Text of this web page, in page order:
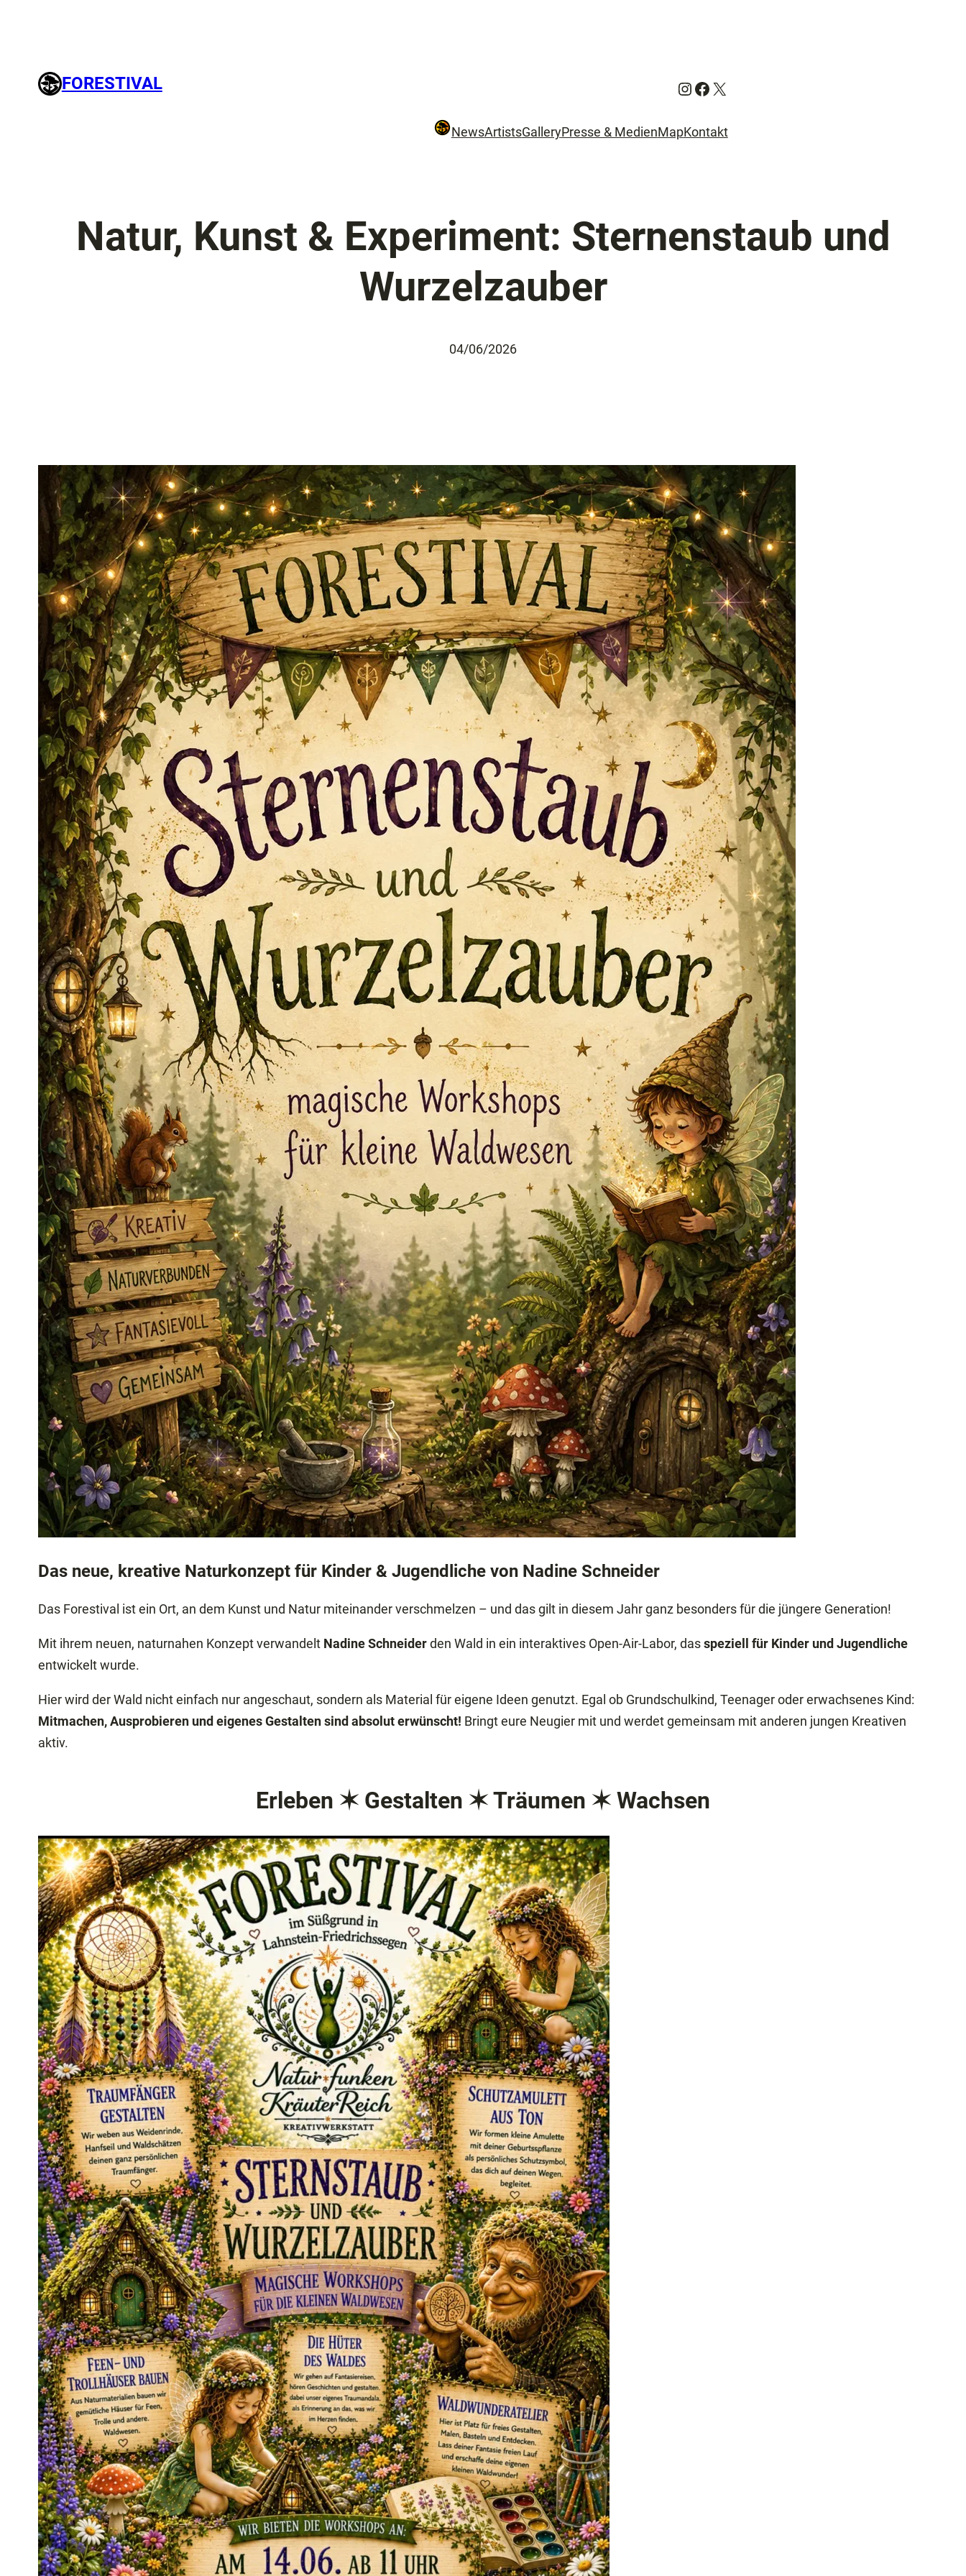
FORESTIVAL Instagram
Facebook
X
NewsArtistsGalleryPresse & MedienMapKontakt
Natur, Kunst & Experiment: Sternenstaub und
Wurzelzauber
04/06/2026
Das neue, kreative Naturkonzept für Kinder & Jugendliche von Nadine Schneider
Das Forestival ist ein Ort, an dem Kunst und Natur miteinander verschmelzen – und das gilt in diesem Jahr ganz besonders für die jüngere Generation!
Mit ihrem neuen, naturnahen Konzept verwandelt Nadine Schneiderden Wald in ein interaktives Open-Air-Labor, dasspeziell für Kinder und Jugendliche
entwickelt wurde.
Hier wird der Wald nicht einfach nur angeschaut, sondern als Material für eigene Ideen genutzt. Egal ob Grundschulkind, Teenager oder erwachsenes Kind:
Mitmachen, Ausprobieren und eigenes Gestalten sind absolut erwünscht! Bringt eure Neugier mit und werdet gemeinsam mit anderen jungen Kreativen
aktiv.
Erleben ✶ Gestalten ✶ Träumen ✶ Wachsen